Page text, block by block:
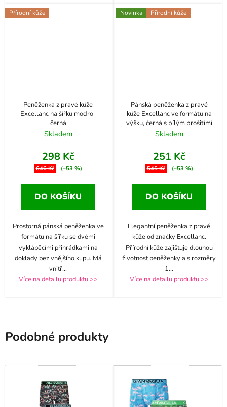
Přírodní kůže
Peněženka z pravé kůže
Excellanc na šířku modro-
černá
Skladem
298 Kč
646 Kč (–53 %)
DO KOŠÍKU
Prostorná pánská peněženka ve
formátu na šířku se dvěmi
vyklápěcími přihrádkami na
doklady bez vnějšího klipu. Má
vnitř...
Více na detailu produktu >>
Novinka Přírodní kůže
Pánská peněženka z pravé
kůže Excellanc ve formátu na
výšku, černá s bílým prošitímí
Skladem
251 Kč
545 Kč (–53 %)
DO KOŠÍKU
Elegantní peněženka z pravé
kůže od značky Excellanc.
Přírodní kůže zajišťuje dlouhou
životnost peněženky a s rozměry
1...
Více na detailu produktu >>
Podobné produkty